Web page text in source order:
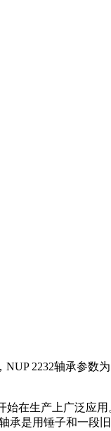
2232轴承参数
在生产上广泛应
是用锤子和一段旧